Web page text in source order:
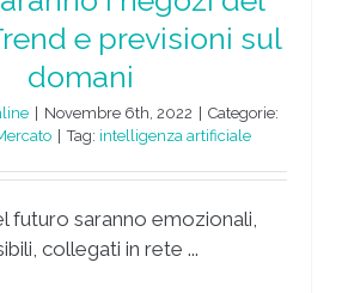
e previsioni sul
domani
| Novembre 6th, 2022 | Categorie:
| Tag: intelligenza artificiale
futuro saranno emozionali,
collegati in rete ...